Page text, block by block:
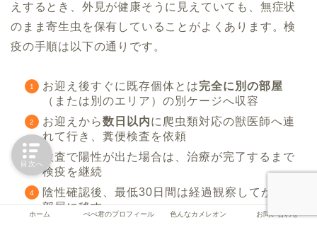
えするとき、外見が健康そうに見えていても、無症状
のまま寄生虫を保有していることがよくあります。検
疫の手順は以下の通りです。
お迎え後すぐに既存個体とは完全に別の部屋
（または別のエリア）の別ケージへ収容
お迎えから数日以内に爬虫類対応の獣医師へ連
れて行き、糞便検査を依頼
検査で陽性が出た場合は、治療が完了するまで
検疫を継続
陰性確認後、最低30日間は経過観察してから同
部屋に移す
ホーム ぺぺ君のプロフィール 色んなカメレオン お問い合わせ
目次へ